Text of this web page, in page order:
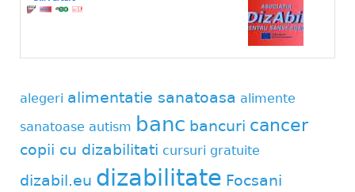
alegeri alimentatie sanatoasa alimente
sanatoase autism banc bancuri cancer
copii cu dizabilitati cursuri gratuite
dizabil.eu dizabilitate Focsani